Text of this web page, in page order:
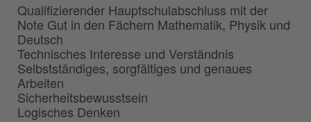
Qualifizierender Hauptschulabschluss mit der
Note Gut in den Fächern Mathematik, Physik und
Deutsch
Technisches Interesse und Verständnis
Selbstständiges, sorgfältiges und genaues
Arbeiten
Sicherheitsbewusstsein
Logisches Denken